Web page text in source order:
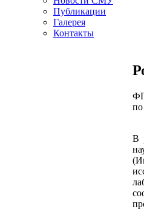
Публикации
Галерея
Контакты
В